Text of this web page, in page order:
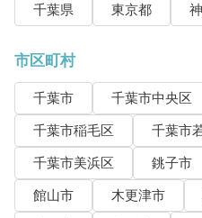
千葉県
東京都
市区町村
千葉市 千葉市中央区
千葉市稲毛区
千葉市
千葉市美浜区
銚子市
館山市
木更津市